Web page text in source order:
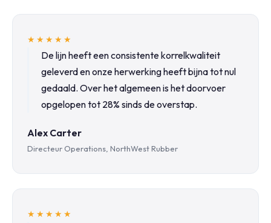
★★★★★
De lijn heeft een consistente korrelkwaliteit
geleverd en onze herwerking heeft bijna tot nul
gedaald. Over het algemeen is het doorvoer
opgelopen tot 28% sinds de overstap.
Alex Carter
Directeur Operations, NorthWest Rubber
★★★★★